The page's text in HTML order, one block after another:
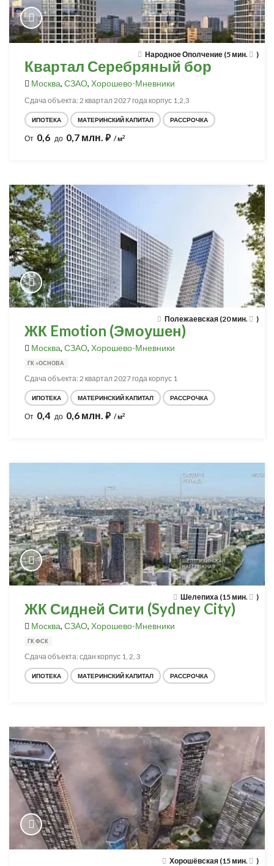
Народное Ополчение (5 мин. )
Квартал Серебряный бор
Москва, СЗАО, Хорошево-Мневники
Сдача объекта: 2 квартал 2027 года корпус 1,2,3
ИПОТЕКА МАТЕРИНСКИЙ КАПИТАЛ РАССРОЧКА
От 0,6 до 0,7 млн. ⃏ / м2
Полежаевская (20 мин. )
ЖК Emotion (Эмоушен)
Москва, СЗАО, Хорошево-Мневники
ГК «ОСНОВА
Сдача объекта: 2 квартал 2027 года корпус 1
ИПОТЕКА МАТЕРИНСКИЙ КАПИТАЛ РАССРОЧКА
От 0,4 до 0,6 млн. ⃏ / м2
Шелепиха (15 мин. )
ЖК Сидней Сити (Sydney City)
Москва, СЗАО, Хорошево-Мневники
ГК ФСК
Сдача объекта: сдан корпус 1, 2, 3
ИПОТЕКА МАТЕРИНСКИЙ КАПИТАЛ РАССРОЧКА
Хорошёвская (15 мин. )